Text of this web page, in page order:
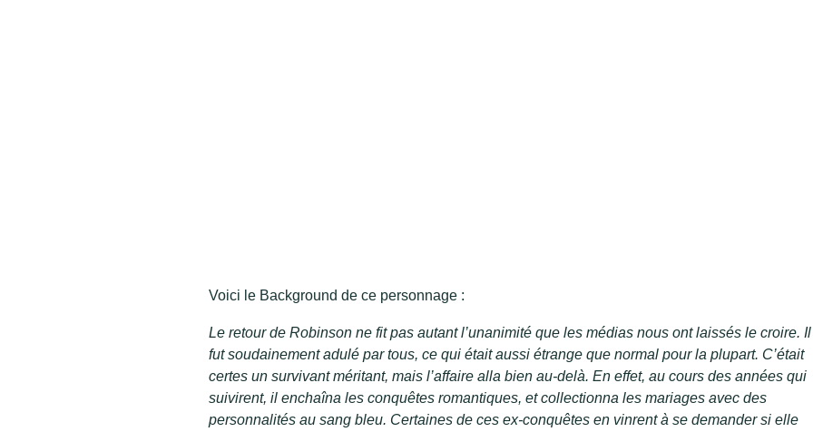
Voici le Background de ce personnage :
Le retour de Robinson ne fit pas autant l’unanimité que les médias nous ont laissés le croire. Il
fut soudainement adulé par tous, ce qui était aussi étrange que normal pour la plupart. C’était
certes un survivant méritant, mais l’affaire alla bien au-delà. En effet, au cours des années qui
suivirent, il enchaîna les conquêtes romantiques, et collectionna les mariages avec des
personnalités au sang bleu. Certaines de ces ex-conquêtes en vinrent à se demander si elle